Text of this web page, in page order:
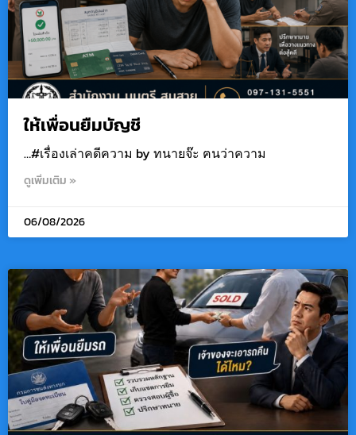
ให้เพื่อนยืมบัญชี
…#เรื่องเล่าคดีความ by ทนายจ๊ะ ฅนว่าความ
ดูเพิ่มเติม »
06/08/2026